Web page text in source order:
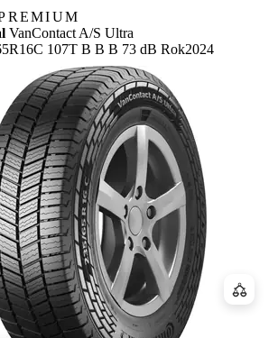
VanContact A/S Ultra
107T Etykieta:
B B B 73 dB Rok2024